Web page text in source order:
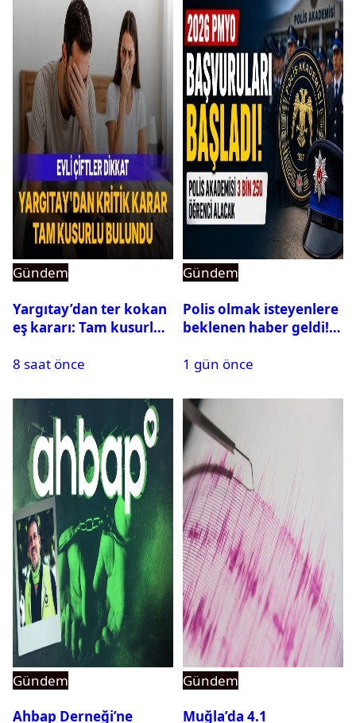
Gündem
Yargıtay’dan ter kokan
eş kararı: Tam kusurlu
8 saat önce
Gündem
Polis olmak isteyenlere
beklenen haber geldi!
1 gün önce
Gündem
Ahbap Derneği’ne
Gündem
Muğla’da 4.1